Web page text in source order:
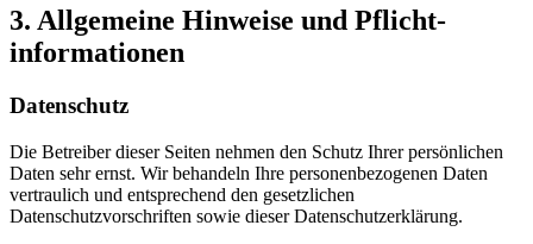
3. Allgemeine Hinweise und Pflicht­
informationen
Datenschutz
Die Betreiber dieser Seiten nehmen den Schutz Ihrer persönlichen
Daten sehr ernst. Wir behandeln Ihre personenbezogenen Daten
vertraulich und entsprechend den gesetzlichen
Datenschutzvorschriften sowie dieser Datenschutzerklärung.